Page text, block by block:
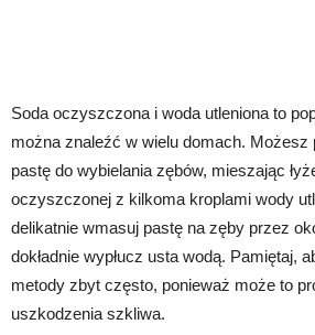
Soda oczyszczona i woda utleniona to
można znaleźć w wielu domach. Możesz
pastę do wybielania zębów, mieszając
oczyszczonej z kilkoma kroplami wody
delikatnie wmasuj pastę na zęby przez
dokładnie wypłucz usta wodą. Pamiętaj,
metody zbyt często, ponieważ może to
uszkodzenia szkliwa.